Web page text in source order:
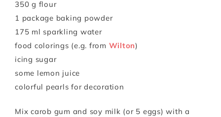
350 g flour
1 package baking powder
175 ml sparkling water
food colorings (e.g. from Wilton)
icing sugar
some lemon juice
colorful pearls for decoration
Mix carob gum and soy milk (or 5 eggs) with a